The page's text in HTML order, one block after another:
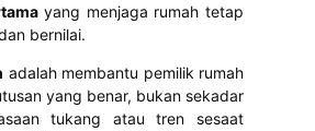
yang menjaga rumah tetap
bernilai.
adalah membantu pemilik rumah
yang benar, bukan sekadar
tukang atau tren sesaat